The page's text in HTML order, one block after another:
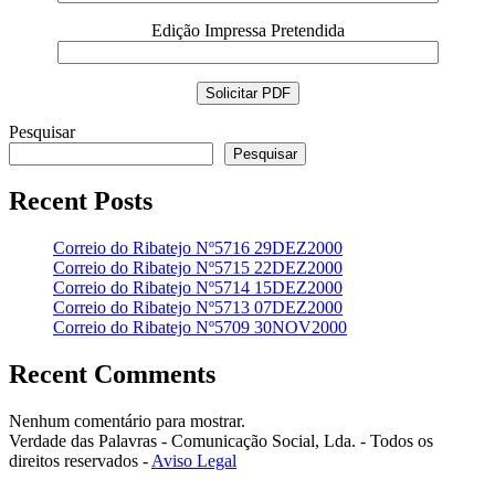
Edição Impressa Pretendida
Pesquisar
Pesquisar
Recent Posts
Correio do Ribatejo Nº5716 29DEZ2000
Correio do Ribatejo Nº5715 22DEZ2000
Correio do Ribatejo Nº5714 15DEZ2000
Correio do Ribatejo Nº5713 07DEZ2000
Correio do Ribatejo Nº5709 30NOV2000
Recent Comments
Nenhum comentário para mostrar.
Verdade das Palavras - Comunicação Social, Lda. - Todos os
direitos reservados - Aviso Legal